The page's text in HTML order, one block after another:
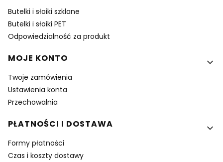
Butelki i słoiki szklane
Butelki i słoiki PET
Odpowiedzialność za produkt
MOJE KONTO
Twoje zamówienia
Ustawienia konta
Przechowalnia
PŁATNOŚCI I DOSTAWA
Formy płatności
Czas i koszty dostawy